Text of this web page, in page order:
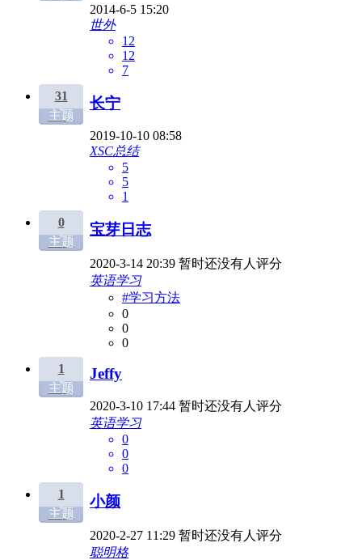
2014-6-5 15:20
世外
12
12
7
31
主题
长宁
2019-10-10 08:58
XSC总结
5
5
1
0
主题
宝芽日志
2020-3-14 20:39 暂时还没有人评分
英语学习
#学习方法
0
0
0
1
主题
Jeffy
2020-3-10 17:44 暂时还没有人评分
英语学习
0
0
0
1
主题
小颜
2020-2-27 11:29 暂时还没有人评分
聪明格